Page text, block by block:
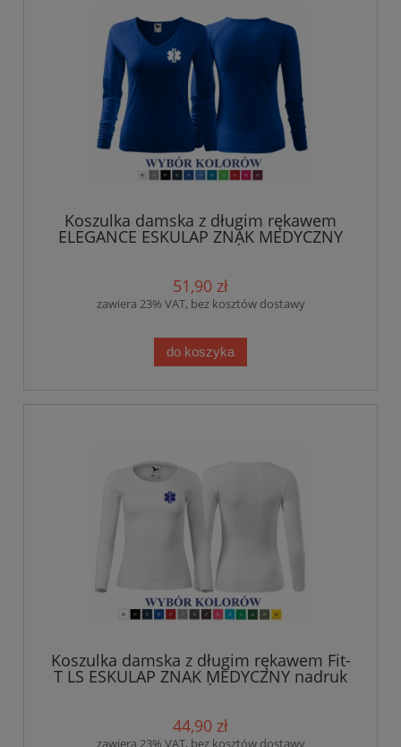
Koszulka damska z długim rękawem
ELEGANCE ESKULAP ZNAK MEDYCZNY
nadruk PRZÓD
51,90 zł
zawiera 23% VAT, bez kosztów dostawy
do koszyka
Koszulka damska z długim rękawem Fit-
T LS ESKULAP ZNAK MEDYCZNY nadruk
PRZÓD
44,90 zł
zawiera 23% VAT, bez kosztów dostawy